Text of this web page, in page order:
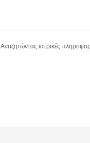
Αναζητώντας ιατρικές